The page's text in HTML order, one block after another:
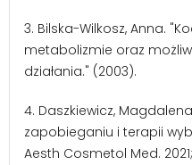
3. Bilska-Wilkosz, Anna.
metabolizmie oraz
działania." (2003).
4. Daszkiewicz,
zapobieganiu i terapii
Aesth Cosmetol Med.